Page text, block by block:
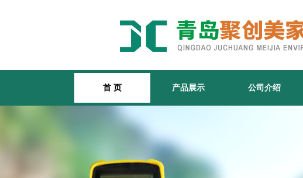
首 页 产品展示 公司介绍